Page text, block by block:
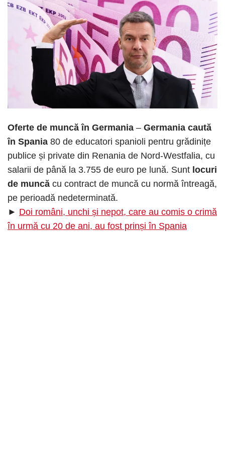
Oferte de muncă în Germania – Germania caută
în Spania 80 de educatori spanioli pentru grădinițe
publice și private din Renania de Nord-Westfalia, cu
salarii de până la 3.755 de euro pe lună. Sunt locuri
de muncă cu contract de muncă cu normă întreagă,
pe perioadă nedeterminată.
► Doi români, unchi și nepot, care au comis o crimă
în urmă cu 20 de ani, au fost prinși în Spania